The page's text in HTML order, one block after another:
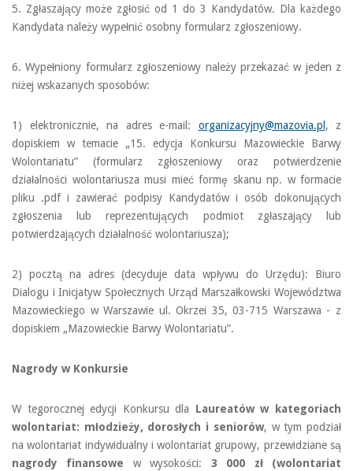
5. Zgłaszający może zgłosić od 1 do 3 Kandydatów. Dla każdego
Kandydata należy wypełnić osobny formularz zgłoszeniowy.
6. Wypełniony formularz zgłoszeniowy należy przekazać w jeden z
niżej wskazanych sposobów:
1) elektronicznie, na adres e-mail: organizacyjny@mazovia.pl , z
dopiskiem w temacie „15. edycja Konkursu Mazowieckie Barwy
Wolontariatu” (formularz zgłoszeniowy oraz potwierdzenie
działalności wolontariusza musi mieć formę skanu np. w formacie
pliku .pdf i zawierać podpisy Kandydatów i osób dokonujących
zgłoszenia lub reprezentujących podmiot zgłaszający lub
potwierdzających działalność wolontariusza);
2) pocztą na adres (decyduje data wpływu do Urzędu): Biuro
Dialogu i Inicjatyw Społecznych Urząd Marszałkowski Województwa
Mazowieckiego w Warszawie ul. Okrzei 35, 03-715 Warszawa - z
dopiskiem „Mazowieckie Barwy Wolontariatu”.
Nagrody w Konkursie
W tegorocznej edycji Konkursu dla Laureatów w kategoriach
wolontariat: młodzieży, dorosłych i seniorów, w tym podział
na wolontariat indywidualny i wolontariat grupowy, przewidziane są
nagrody finansowe w wysokości: 3 000 zł (wolontariat